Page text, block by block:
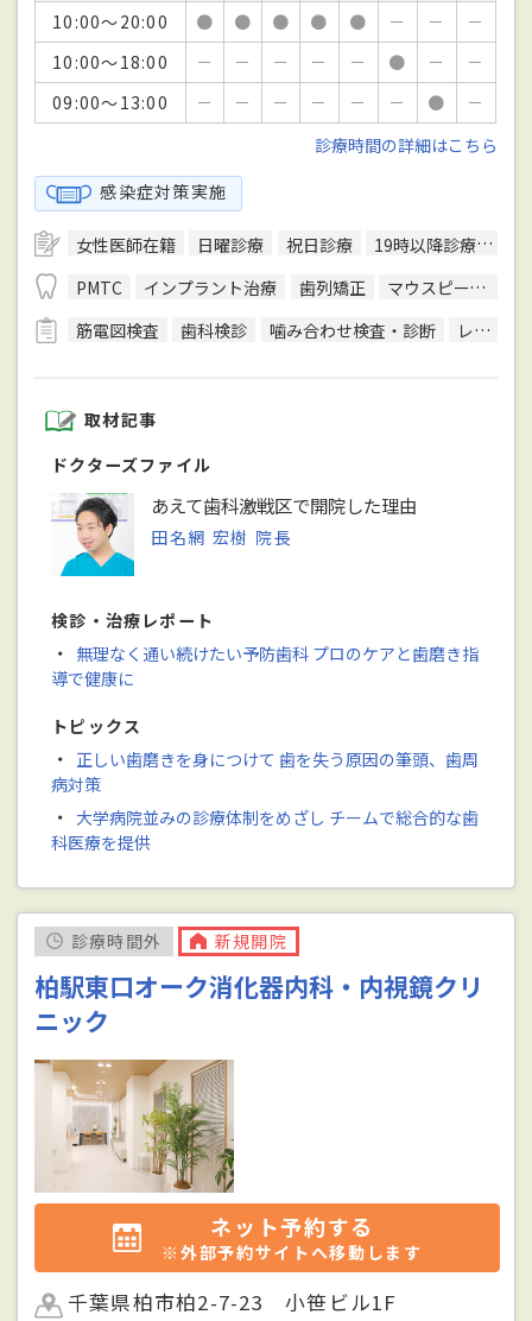
10:00～20:00 ● ● ● ● ● － －
－
10:00～18:00
－ － － － － ● －
－
09:00～13:00
－ － － － － － ●
－
診療時間の詳細はこちら
感染症対策実施
女性医師在籍 日曜診療 祝日診療 19時以降診療可
PMTC
インプラント治療 歯列矯正
マウスピース型装置を用いた矯正
筋電図検査
歯科検診 噛み合わせ検査・診断 レントゲン検査
取材記事
ドクターズファイル
あえて歯科激戦区で開院した理由
田名網 宏樹 院長
検診・治療レポート
・ 無理なく通い続けたい予防歯科 プロのケアと歯磨き指
導で健康に
トピックス
・ 正しい歯磨きを身につけて 歯を失う原因の筆頭、歯周
病対策
・ 大学病院並みの診療体制をめざし チームで総合的な歯
科医療を提供
診療時間外 新規開院
柏駅東口オーク消化器内科・内視鏡クリ
ニック
ネット予約する
※外部予約サイトへ移動します
千葉県柏市柏2-7-23 小笹ビル1F